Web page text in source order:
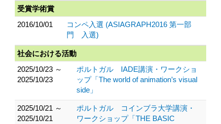
受賞学術賞
2016/10/01
コンペ入選 (ASIAGRAPH2016 第一部
門 入選)
社会における活動
2025/10/23 ～
2025/10/23
ポルトガル IADE講演・ワークショ
ップ「The world of animation’s visual
side」
2025/10/21 ～
2025/10/21
ポルトガル コインブラ大学講演・
ワークショップ「THE BASIC